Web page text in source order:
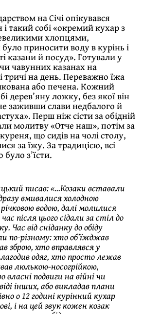
на Січі опікувався
такий собі «окремий кухар з
хлопцями,
приносити воду в курінь і
казани й посуд». Готували у
чавунних казанах на
тричі на день. Переважно їжа
або печена. Кожний
дерев’яну ложку, без якої він
заживши слави недбалого й
Перш ніж сісти за обідній
молитву «Отче наш», потім за
що сидів на чолі столу,
за їжу. За традицією, всі
з’їсти.
писав: «…Козаки вставали
вмивалися холодною
водою, далі молилися
після цього сідали за стіл до
Час від сніданку до обіду
по-різному: хто об’їжджав
зброю, хто вправлявся у
одяг, хто просто лежав
люлькою-носогрійкою,
власні подвиги на війні чи
інших, або викладав плани
о 12 годині курінний кухар
і на цей звук кожен козак